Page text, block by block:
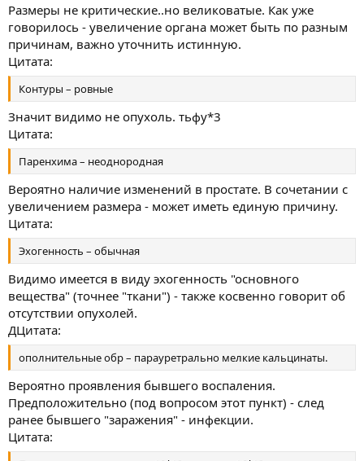
Размеры не критические..но великоватые. Как уже
говорилось - увеличение органа может быть по разным
причинам, важно уточнить истинную.
Цитата:
Контуры – ровные
Значит видимо не опухоль. тьфу*3
Цитата:
Паренхима – неоднородная
Вероятно наличие изменений в простате. В сочетании с
увеличением размера - может иметь единую причину.
Цитата:
Эхогенность – обычная
Видимо имеется в виду эхогенность "основного
вещества" (точнее "ткани") - также косвенно говорит об
отсутствии опухолей.
ДЦитата:
ополнительные обр – парауретрально мелкие кальцинаты.
Вероятно проявления бывшего воспаления.
Предположительно (под вопросом этот пункт) - след
ранее бывшего "заражения" - инфекции.
Цитата: